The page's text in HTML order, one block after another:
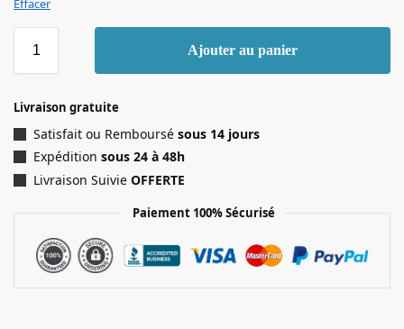
Effacer
Ajouter au panier
Livraison gratuite
Satisfait ou Remboursé sous 14 jours
Expédition sous 24 à 48h
Livraison Suivie OFFERTE
Paiement 100% Sécurisé